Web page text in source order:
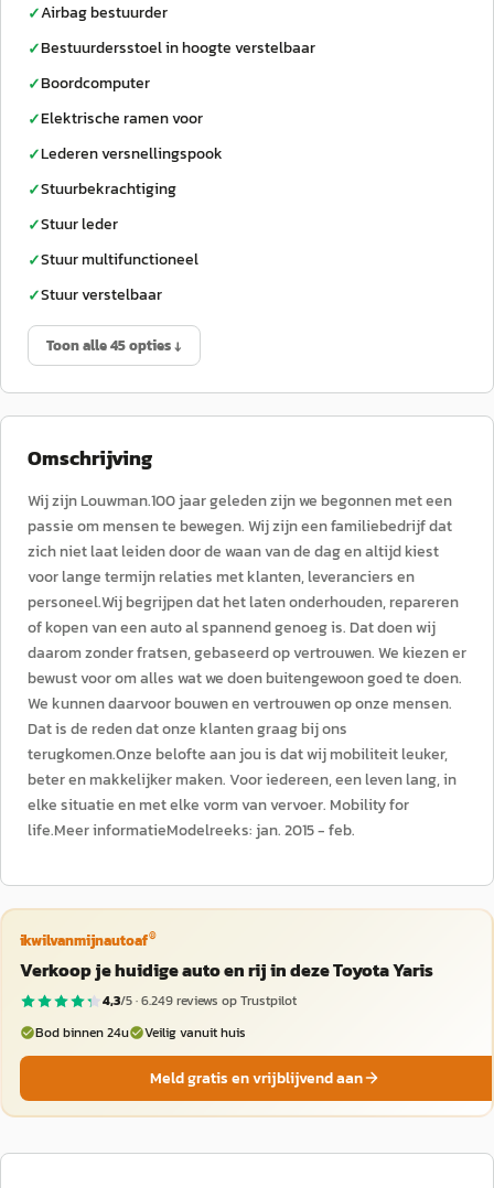
✓Airbag bestuurder
✓Bestuurdersstoel in hoogte verstelbaar
✓Boordcomputer
✓Elektrische ramen voor
✓Lederen versnellingspook
✓Stuurbekrachtiging
✓Stuur leder
✓Stuur multifunctioneel
✓Stuur verstelbaar
Toon alle 45 opties ↓
Omschrijving
Wij zijn Louwman.100 jaar geleden zijn we begonnen met een
passie om mensen te bewegen. Wij zijn een familiebedrijf dat
zich niet laat leiden door de waan van de dag en altijd kiest
voor lange termijn relaties met klanten, leveranciers en
personeel.Wij begrijpen dat het laten onderhouden, repareren
of kopen van een auto al spannend genoeg is. Dat doen wij
daarom zonder fratsen, gebaseerd op vertrouwen. We kiezen er
bewust voor om alles wat we doen buitengewoon goed te doen.
We kunnen daarvoor bouwen en vertrouwen op onze mensen.
Dat is de reden dat onze klanten graag bij ons
terugkomen.Onze belofte aan jou is dat wij mobiliteit leuker,
beter en makkelijker maken. Voor iedereen, een leven lang, in
elke situatie en met elke vorm van vervoer. Mobility for
life.Meer informatieModelreeks: jan. 2015 - feb.
ikwilvanmijnautoaf®
Verkoop je huidige auto en rij in deze Toyota Yaris
4,3/5 ·6.249reviews op Trustpilot
Bod binnen 24u
Veilig vanuit huis
Meld gratis en vrijblijvend aan